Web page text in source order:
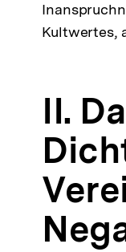
Kultwertes,
II.